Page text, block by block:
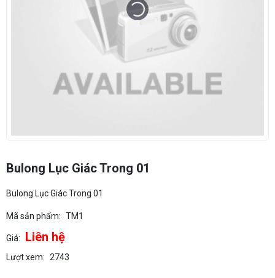
Bulong Lục Giác Trong 01
Bulong Lục Giác Trong 01
Mã sản phẩm: TM1
Giá: Liên hệ
Lượt xem: 2743